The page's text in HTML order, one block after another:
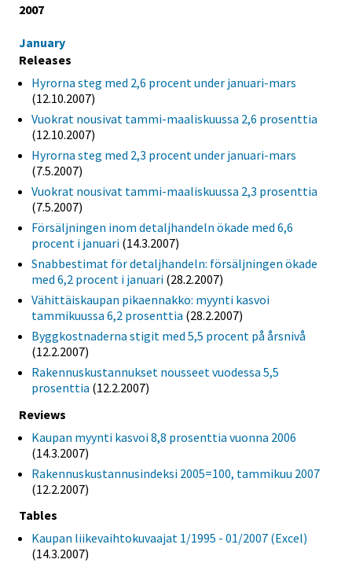
2007
January
Releases
Hyrorna steg med 2,6 procent under januari-mars
(12.10.2007)
Vuokrat nousivat tammi-maaliskuussa 2,6 prosenttia
(12.10.2007)
Hyrorna steg med 2,3 procent under januari-mars
(7.5.2007)
Vuokrat nousivat tammi-maaliskuussa 2,3 prosenttia
(7.5.2007)
Försäljningen inom detaljhandeln ökade med 6,6
procent i januari (14.3.2007)
Snabbestimat för detaljhandeln: försäljningen ökade
med 6,2 procent i januari (28.2.2007)
Vähittäiskaupan pikaennakko: myynti kasvoi
tammikuussa 6,2 prosenttia (28.2.2007)
Byggkostnaderna stigit med 5,5 procent på årsnivå
(12.2.2007)
Rakennuskustannukset nousseet vuodessa 5,5
prosenttia (12.2.2007)
Reviews
Kaupan myynti kasvoi 8,8 prosenttia vuonna 2006
(14.3.2007)
Rakennuskustannusindeksi 2005=100, tammikuu 2007
(12.2.2007)
Tables
Kaupan liikevaihtokuvaajat 1/1995 - 01/2007 (Excel)
(14.3.2007)